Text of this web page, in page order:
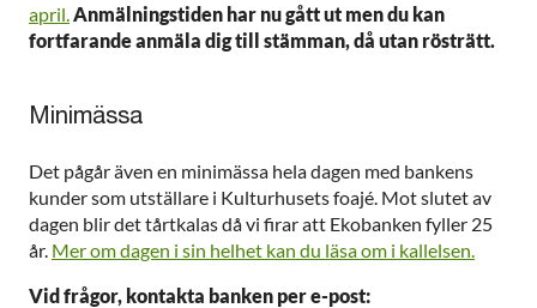
april. Anmälningstiden har nu gått ut men du kan
fortfarande anmäla dig till stämman, då utan rösträtt.
Minimässa
Det pågår även en minimässa hela dagen med bankens
kunder som utställare i Kulturhusets foajé. Mot slutet av
dagen blir det tårtkalas då vi firar att Ekobanken fyller 25
år. Mer om dagen i sin helhet kan du läsa om i kallelsen.
Vid frågor, kontakta banken per e-post: